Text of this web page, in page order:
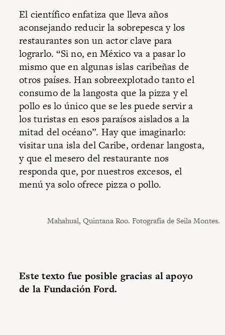
El científico enfatiza que lleva años
aconsejando reducir la sobrepesca y los
restaurantes son un actor clave para
lograrlo. “Si no, en México va a pasar lo
mismo que en algunas islas caribeñas de
otros países. Han sobreexplotado tanto el
consumo de la langosta que la pizza y el
pollo es lo único que se les puede servir a
los turistas en esos paraísos aislados a la
mitad del océano”. Hay que imaginarlo:
visitar una isla del Caribe, ordenar langosta,
y que el mesero del restaurante nos
responda que, por nuestros excesos, el
menú ya solo ofrece pizza o pollo.
Mahahual, Quintana Roo. Fotografía de Seila Montes.
Este texto fue posible gracias al apoyo
de la Fundación Ford.